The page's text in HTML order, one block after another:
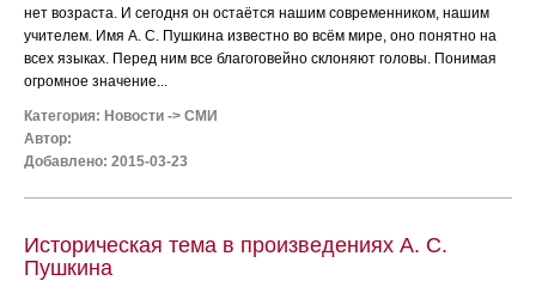
нет возраста. И сегодня он остаётся нашим современником, нашим
учителем. Имя А. С. Пушкина известно во всём мире, оно понятно на
всех языках. Перед ним все благоговейно склоняют головы. Понимая
огромное значение...
Категория: Новости -> СМИ
Автор:
Добавлено: 2015-03-23
Историческая тема в произведениях А. С.
Пушкина